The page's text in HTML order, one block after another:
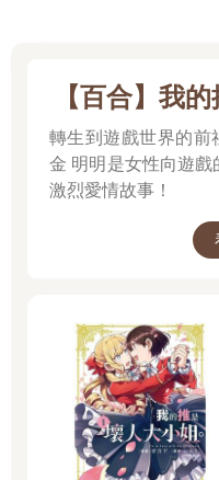
【百合】我
轉生到遊戲世界的前
金 明明是女性向遊
激烈愛情故事！